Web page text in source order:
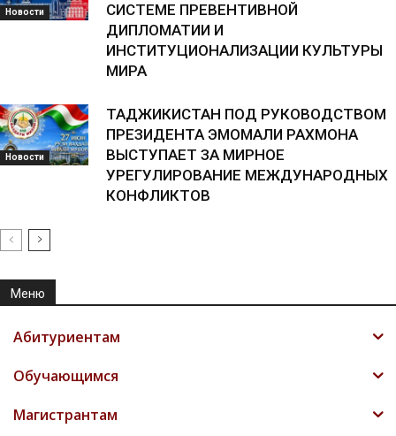
Новости
СИСТЕМЕ ПРЕВЕНТИВНОЙ
ДИПЛОМАТИИ И
ИНСТИТУЦИОНАЛИЗАЦИИ КУЛЬТУРЫ
МИРА
Новости
ТАДЖИКИСТАН ПОД РУКОВОДСТВОМ
ПРЕЗИДЕНТА ЭМОМАЛИ РАХМОНА
ВЫСТУПАЕТ ЗА МИРНОЕ
УРЕГУЛИРОВАНИЕ МЕЖДУНАРОДНЫХ
КОНФЛИКТОВ
Меню
Абитуриентам
Обучающимся
Магистрантам